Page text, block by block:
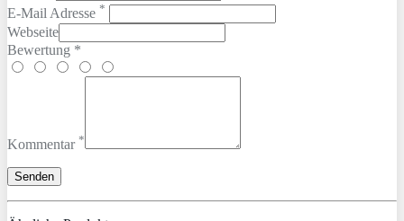
E-Mail Adresse *
Webseite
Bewertung *
Kommentar *